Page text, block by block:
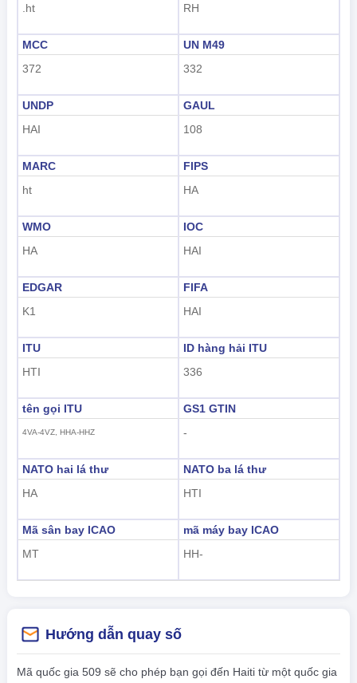
.ht
RH
MCC
372
UN M49
332
UNDP
HAI
GAUL
108
MARC
ht
FIPS
HA
WMO
HA
IOC
HAI
EDGAR
K1
FIFA
HAI
ITU
HTI
ID hàng hải ITU
336
tên gọi ITU
4VA-4VZ, HHA-HHZ
GS1 GTIN
-
NATO hai lá thư
HA
NATO ba lá thư
HTI
Mã sân bay ICAO
MT
mã máy bay ICAO
HH-
Hướng dẫn quay số
Mã quốc gia 509 sẽ cho phép bạn gọi đến Haiti từ một quốc gia